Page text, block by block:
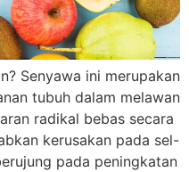
Senyawa ini merupakan
tubuh dalam melawan
radikal bebas secara
kerusakan pada sel-
pada peningkatan